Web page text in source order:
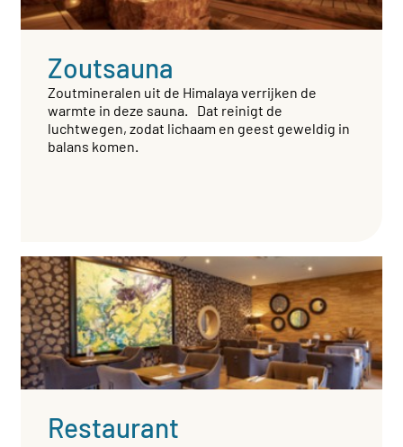
Zoutsauna
Zoutmineralen uit de Himalaya verrijken de
warmte in deze sauna. Dat reinigt de
luchtwegen, zodat lichaam en geest geweldig in
balans komen.
Restaurant